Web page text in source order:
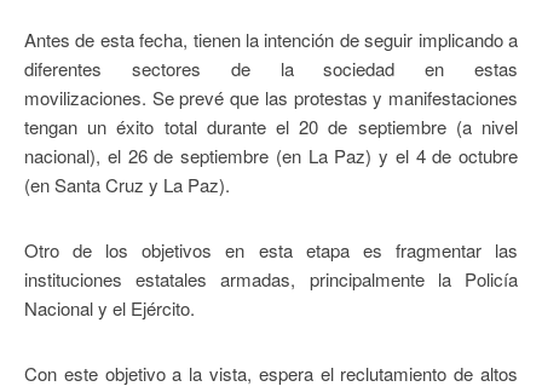
Antes de esta fecha, tienen la intención de seguir implicando a
diferentes sectores de la sociedad en estas
movilizaciones. Se prevé que las protestas y manifestaciones
tengan un éxito total durante el 20 de septiembre (a nivel
nacional), el 26 de septiembre (en La Paz) y el 4 de octubre
(en Santa Cruz y La Paz).
Otro de los objetivos en esta etapa es fragmentar las
instituciones estatales armadas, principalmente la Policía
Nacional y el Ejército.
Con este objetivo a la vista, espera el reclutamiento de altos